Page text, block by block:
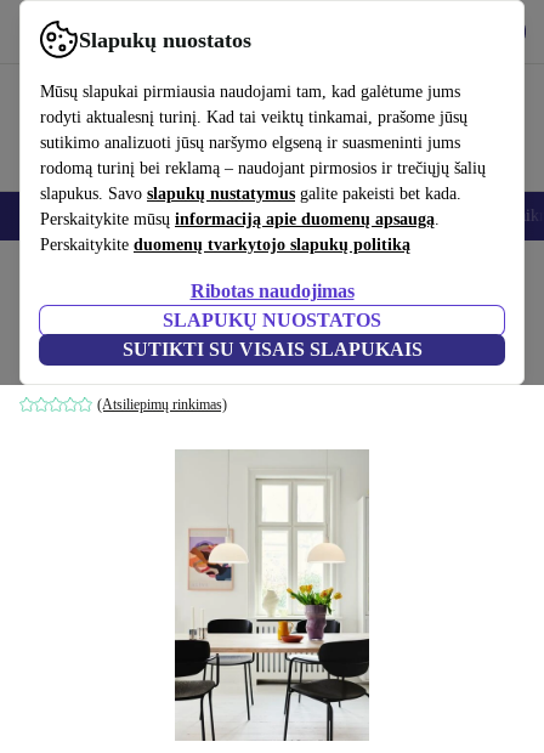
Slapukų nuostatos
Mūsų slapukai pirmiausia naudojami tam, kad galėtume jums
rodyti aktualesnį turinį. Kad tai veiktų tinkamai, prašome jūsų
sutikimo analizuoti jūsų naršymo elgseną ir suasmeninti jums
rodomą turinį bei reklamą – naudojant pirmosios ir trečiųjų šalių
slapukus. Savo slapukų nustatymus galite pakeisti bet kada.
Perskaitykite mūsų informaciją apie duomenų apsaugą.
Perskaitykite duomenų tvarkytojo slapukų politiką
Ribotas naudojimas
SLAPUKŲ NUOSTATOS
SUTIKTI SU VISAIS SLAPUKAIS
Naudok refurbed greitai ir paprastai
Išmanieji telefonai Nešiojamieji kompiuteriai Planšetės Išmanieji
Ellen 30 kabamoji lempa opalas weiss
balta
(Atsiliepimų rinkimas)